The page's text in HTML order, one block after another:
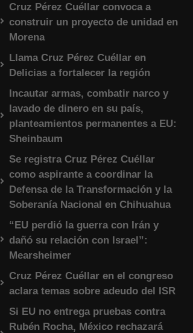
Cruz Pérez Cuéllar convoca a
construir un proyecto de unidad en
Morena
Llama Cruz Pérez Cuéllar en
Delicias a fortalecer la región
Incautar armas, combatir narco y
lavado de dinero en su país,
planteamientos permanentes a EU:
Sheinbaum
Se registra Cruz Pérez Cuéllar
como aspirante a coordinar la
Defensa de la Transformación y la
Soberanía Nacional en Chihuahua
“EU perdió la guerra con Irán y
dañó su relación con Israel”:
Mearsheimer
Cruz Pérez Cuéllar en el congreso
aclara temas sobre adeudo del ISR
Si EU no entrega pruebas contra
Rubén Rocha, México rechazará